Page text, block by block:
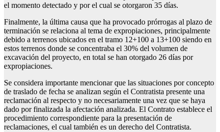
el momento detectado y por el cual se otorgaron 35 días.
Finalmente, la última causa que ha provocado prórrogas al plazo de
terminación se relaciona al tema de expropiaciones, principalmente
debido a terrenos ubicados en el tramo 12+100 a 13+100 siendo en
estos terrenos donde se concentraba el 30% del volumen de
excavación del proyecto, en total se han otorgado 26 días por
expropiaciones.
Se considera importante mencionar que las situaciones por concepto
de traslado de fecha se analizan según el Contratista presente una
reclamación al respecto y no necesariamente una vez que se haya
dado por finalizada la afectación analizada. El Contrato establece el
procedimiento correspondiente para la presentación de
reclamaciones, el cual también es un derecho del Contratista.